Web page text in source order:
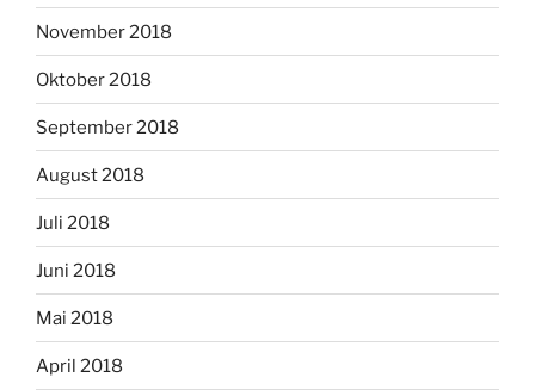
November 2018
Oktober 2018
September 2018
August 2018
Juli 2018
Juni 2018
Mai 2018
April 2018